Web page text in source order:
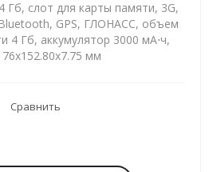
Гб, слот для карты памяти, 3G,
Bluetooth, GPS, ГЛОНАСС, объем
4 Гб, аккумулятор 3000 мА⋅ч,
мм
Сравнить